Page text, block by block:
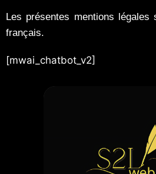
Les présentes mentions légales
français.
[mwai_chatbot_v2]